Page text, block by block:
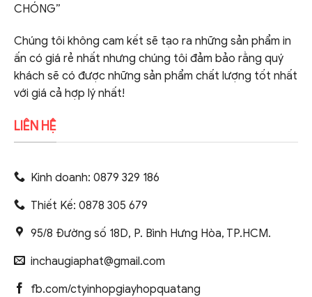
CHÓNG”
Chúng tôi không cam kết sẽ tạo ra những sản phẩm in
ấn có giá rẻ nhất nhưng chúng tôi đảm bảo rằng quý
khách sẽ có được những sản phẩm chất lượng tốt nhất
với giá cả hợp lý nhất!
LIÊN HỆ
Kinh doanh: 0879 329 186
Thiết Kế: 0878 305 679
95/8 Đường số 18D, P. Bình Hưng Hòa, TP.HCM.
inchaugiaphat@gmail.com
fb.com/ctyinhopgiayhopquatang